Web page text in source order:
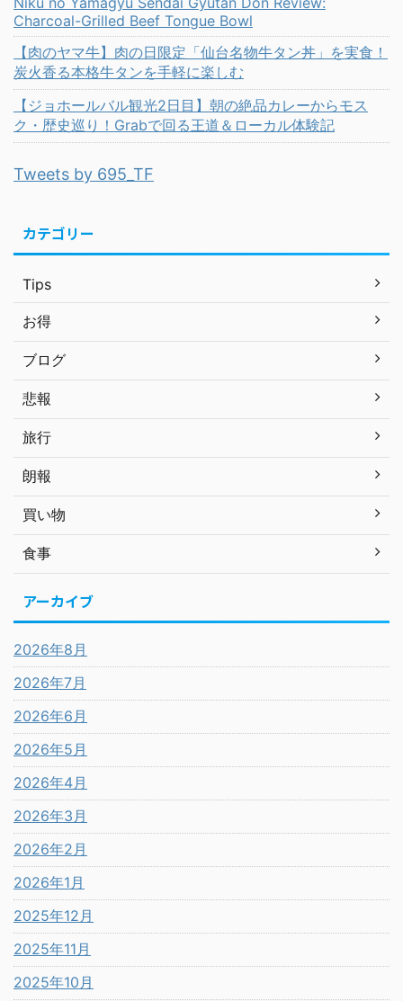
Charcoal-Grilled Beef Tongue Bowl
【肉のヤマ牛】肉の日限定「仙台名物牛タン丼」を実食！
炭火香る本格牛タンを手軽に楽しむ
【ジョホールバル観光2日目】朝の絶品カレーからモス
ク・歴史巡り！Grabで回る王道＆ローカル体験記
Tweets by 695_TF
カテゴリー
Tips
お得
ブログ
悲報
旅行
朗報
買い物
食事
アーカイブ
2026年8月
2026年7月
2026年6月
2026年5月
2026年4月
2026年3月
2026年2月
2026年1月
2025年12月
2025年11月
2025年10月